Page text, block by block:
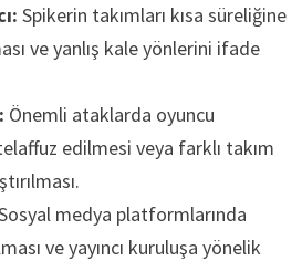
Spikerin takımları kısa süreliğine
ve yanlış kale yönlerini ifade
Önemli ataklarda oyuncu
edilmesi veya farklı takım
medya platformlarında
ve yayıncı kuruluşa yönelik